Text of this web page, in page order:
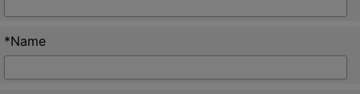
*Name